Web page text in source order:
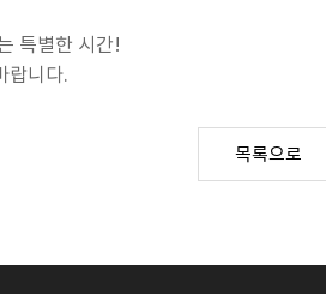
특별한 시간!
랍니다.
목록으로